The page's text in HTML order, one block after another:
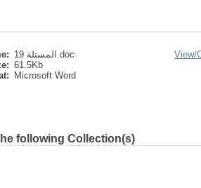
المستلة 19.doc
61.5Kb
Microsoft Word
View/
following Collection(s)